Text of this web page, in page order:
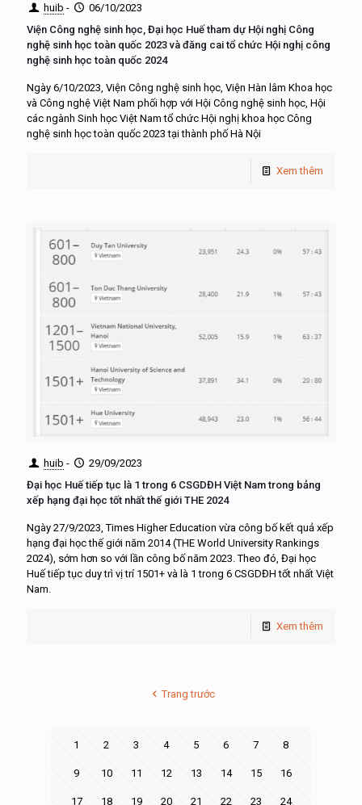
huib -
06/10/2023
Viện Công nghệ sinh học, Đại học Huế tham dự Hội nghị Công
nghệ sinh học toàn quốc 2023 và đăng cai tổ chức Hội nghị công
nghệ sinh học toàn quốc 2024
Ngày 6/10/2023, Viện Công nghệ sinh học, Viện Hàn lâm Khoa học
và Công nghệ Việt Nam phối hợp với Hội Công nghệ sinh học, Hội
các ngành Sinh học Việt Nam tổ chức Hội nghị khoa học Công
nghệ sinh học toàn quốc 2023 tại thành phố Hà Nội
Xem thêm
huib -
29/09/2023
Đại học Huế tiếp tục là 1 trong 6 CSGDĐH Việt Nam trong bảng
xếp hạng đại học tốt nhất thế giới THE 2024
Ngày 27/9/2023, Times Higher Education vừa công bố kết quả xếp
hạng đại học thế giới năm 2014 (THE World University Rankings
2024), sớm hơn so với lần công bố năm 2023. Theo đó, Đại học
Huế tiếp tục duy trì vị trí 1501+ và là 1 trong 6 CSGDĐH tốt nhất Việt
Nam.
Xem thêm
Trang trước
1 2 3 4 5 6 7 8
9 10 11 12 13 14 15 16
17 18 19 20 21 22 23 24